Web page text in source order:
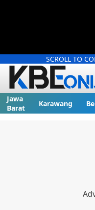
SCROLL TO
Jawa
Barat
Karawang